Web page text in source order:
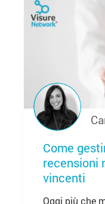
Come
recensioni
vincenti
Oggi più che